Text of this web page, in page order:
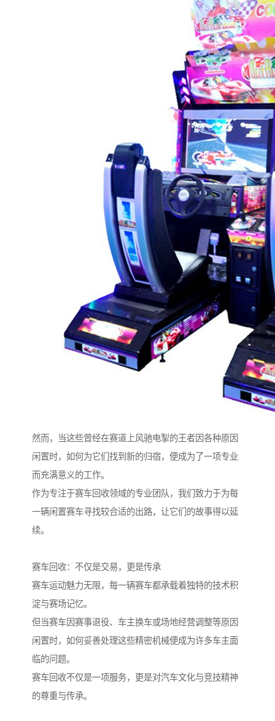
然而，当这些曾经在赛道上风驰电掣的王者因各种原因
闲置时，如何为它们找到新的归宿，便成为了一项专业
而充满意义的工作。
作为专注于赛车回收领域的专业团队，我们致力于为每
一辆闲置赛车寻找较合适的出路，让它们的故事得以延
续。
赛车回收：不仅是交易，更是传承
赛车运动魅力无限，每一辆赛车都承载着独特的技术积
淀与赛场记忆。
但当赛车因赛事退役、车主换车或场地经营调整等原因
闲置时，如何妥善处理这些精密机械便成为许多车主面
临的问题。
赛车回收不仅是一项服务，更是对汽车文化与竞技精神
的尊重与传承。